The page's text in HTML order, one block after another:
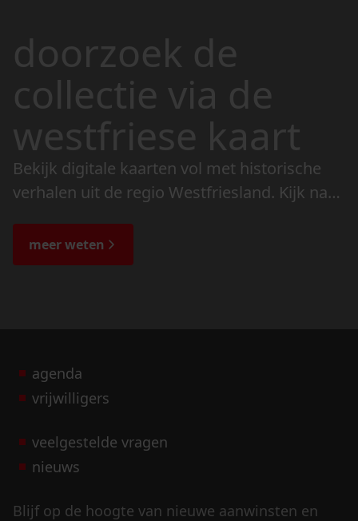
doorzoek de
collectie via de
westfriese kaart
Bekijk digitale kaarten vol met historische
verhalen uit de regio Westfriesland. Kijk naar
de bijzondere verhalen.
meer weten
agenda
vrijwilligers
veelgestelde vragen
nieuws
Blijf op de hoogte van nieuwe aanwinsten en